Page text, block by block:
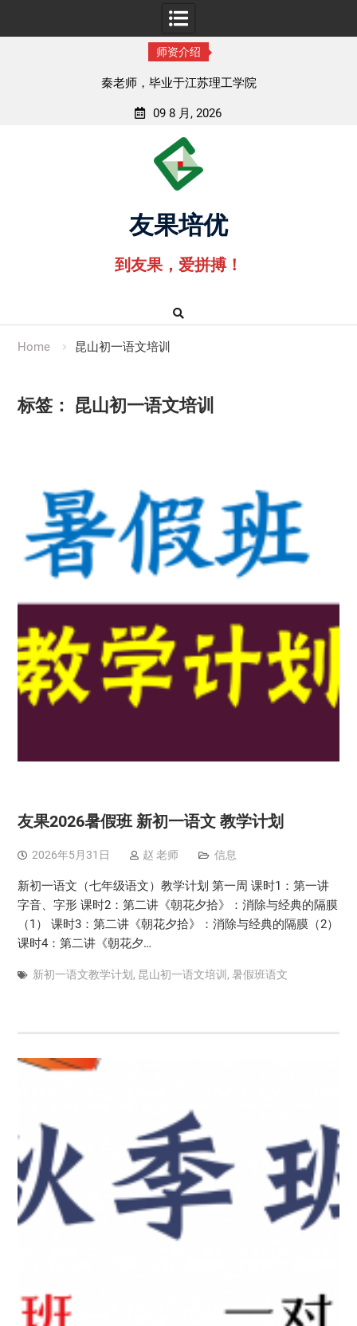
师资介绍
秦老师，毕业于江苏理工学院
09 8 月, 2026
友果培优
到友果，爱拼搏！
Home 昆山初一语文培训
标签： 昆山初一语文培训
友果2026暑假班 新初一语文 教学计划
2026年5月31日 赵 老师 信息
新初一语文（七年级语文）教学计划 第一周 课时1：第一讲
字音、字形 课时2：第二讲《朝花夕拾》：消除与经典的隔膜
（1） 课时3：第二讲《朝花夕拾》：消除与经典的隔膜（2）
课时4：第二讲《朝花夕…
新初一语文教学计划, 昆山初一语文培训, 暑假班语文